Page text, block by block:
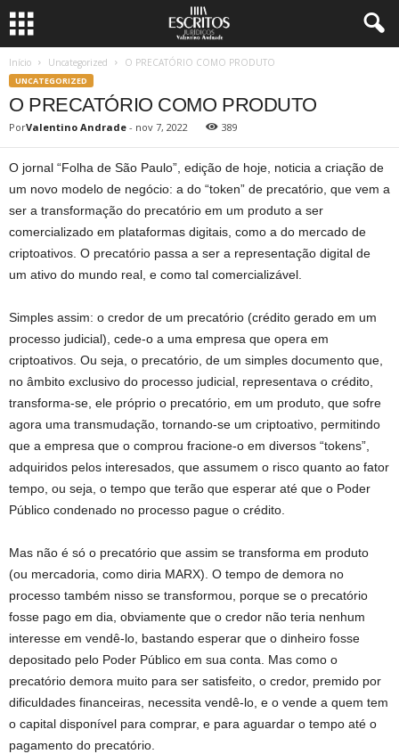
Início Uncategorized O PRECATÓRIO COMO PRODUTO
UNCATEGORIZED
O PRECATÓRIO COMO PRODUTO
PorValentino Andrade - nov 7, 2022 389
O jornal “Folha de São Paulo”, edição de hoje, noticia a criação de
um novo modelo de negócio: a do “token” de precatório, que vem a
ser a transformação do precatório em um produto a ser
comercializado em plataformas digitais, como a do mercado de
criptoativos. O precatório passa a ser a representação digital de
um ativo do mundo real, e como tal comercializável.
Simples assim: o credor de um precatório (crédito gerado em um
processo judicial), cede-o a uma empresa que opera em
criptoativos. Ou seja, o precatório, de um simples documento que,
no âmbito exclusivo do processo judicial, representava o crédito,
transforma-se, ele próprio o precatório, em um produto, que sofre
agora uma transmudação, tornando-se um criptoativo, permitindo
que a empresa que o comprou fracione-o em diversos “tokens”,
adquiridos pelos interesados, que assumem o risco quanto ao fator
tempo, ou seja, o tempo que terão que esperar até que o Poder
Público condenado no processo pague o crédito.
Mas não é só o precatório que assim se transforma em produto
(ou mercadoria, como diria MARX). O tempo de demora no
processo também nisso se transformou, porque se o precatório
fosse pago em dia, obviamente que o credor não teria nenhum
interesse em vendê-lo, bastando esperar que o dinheiro fosse
depositado pelo Poder Público em sua conta. Mas como o
precatório demora muito para ser satisfeito, o credor, premido por
dificuldades financeiras, necessita vendê-lo, e o vende a quem tem
o capital disponível para comprar, e para aguardar o tempo até o
pagamento do precatório.